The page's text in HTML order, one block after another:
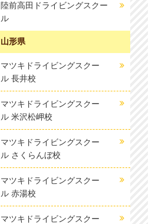
陸前高田ドライビングスクー
ル
山形県
マツキドライビングスクー
ル 長井校
マツキドライビングスクー
ル 米沢松岬校
マツキドライビングスクー
ル さくらんぼ校
マツキドライビングスクー
ル 赤湯校
マツキドライビングスクー